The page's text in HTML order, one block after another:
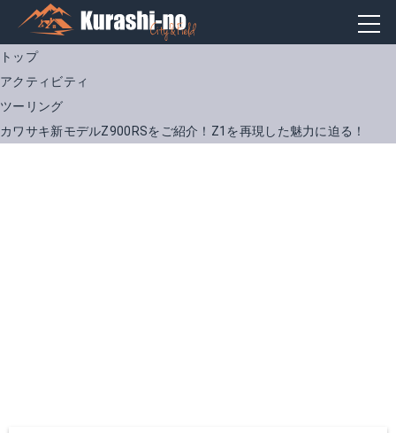
トップ
アクティビティ
ツーリング
カワサキ新モデルZ900RSをご紹介！Z1を再現した魅力に迫る！